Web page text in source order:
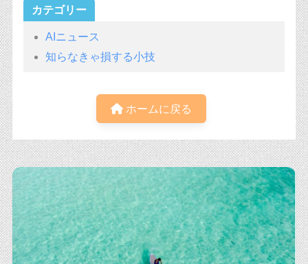
カテゴリー
AIニュース
知らなきゃ損する小技
ホームに戻る